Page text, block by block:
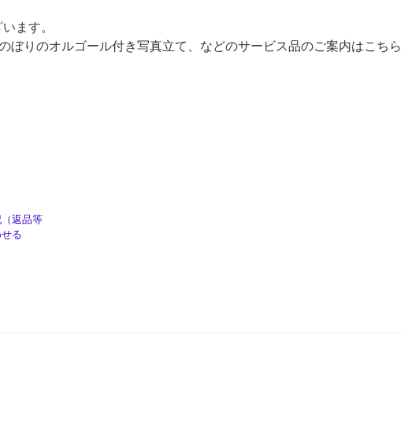
ます。
りのオルゴール付き写真立て、などのサービス品のご案内はこちら
返品等
る